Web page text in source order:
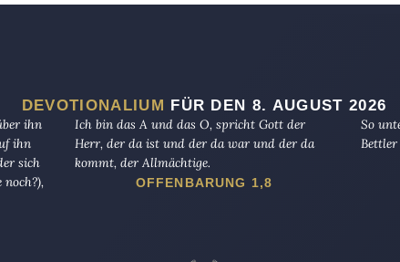
DEVOTIONALIUM
FÜR DEN 8. AUGUST 2026
ihn
ihn
sich
Ich bin das A und das O, spricht Gott der
Herr, der da ist und der da war und der da
kommt, der Allmächtige.
OFFENBARUNG 1,8
So